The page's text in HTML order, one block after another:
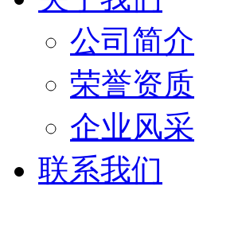
公司简介
荣誉资质
企业风采
联系我们